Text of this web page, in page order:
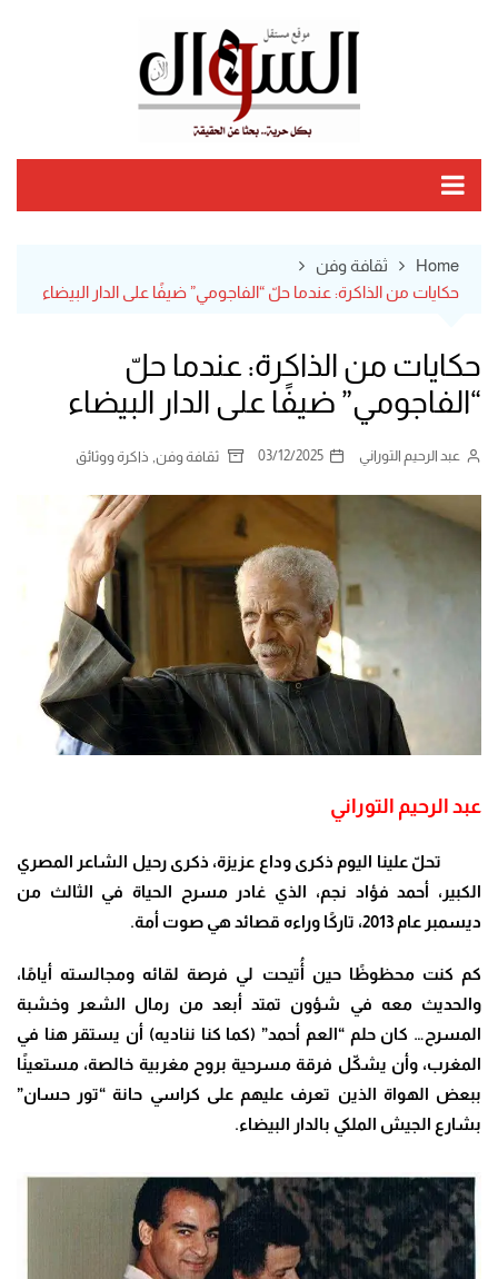
Home
ثقافة وفن
حكايات من الذاكرة: عندما حلّ “الفاجومي” ضيفًا على الدار البيضاء
حكايات من الذاكرة: عندما حلّ
“الفاجومي” ضيفًا على الدار البيضاء
عبد الرحيم التوراني 03/12/2025 ثقافة وفن ذاكرة ووثائق
عبد الرحيم التوراني
تحلّ علينا اليوم ذكرى وداع عزيزة، ذكرى رحيل الشاعر المصري
الكبير، أحمد فؤاد نجم، الذي غادر مسرح الحياة في الثالث من
ديسمبر عام 2013، تاركًا وراءه قصائد هي صوت أمة.
كم كنت محظوظًا حين أُتيحت لي فرصة لقائه ومجالسته أيامًا،
والحديث معه في شؤون تمتد أبعد من رمال الشعر وخشبة
المسرح… كان حلم “العم أحمد” (كما كنا نناديه) أن يستقر هنا في
المغرب، وأن يشكّل فرقة مسرحية بروح مغربية خالصة، مستعينًا
ببعض الهواة الذين تعرف عليهم على كراسي حانة “تور حسان”
بشارع الجيش الملكي بالدار البيضاء.